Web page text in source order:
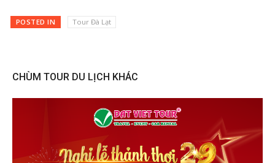
POSTED IN Tour Đà Lạt
CHÙM TOUR DU LỊCH KHÁC